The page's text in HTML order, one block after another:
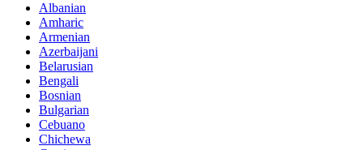
Albanian
Amharic
Armenian
Azerbaijani
Belarusian
Bengali
Bosnian
Bulgarian
Cebuano
Chichewa